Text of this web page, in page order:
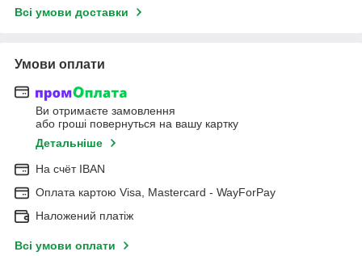
Всі умови доставки
Умови оплати
Ви отримаєте замовлення
або гроші повернуться на вашу картку
Детальніше
На cчёт IBAN
Оплата картою Visa, Mastercard - WayForPay
Наложений платіж
Всі умови оплати